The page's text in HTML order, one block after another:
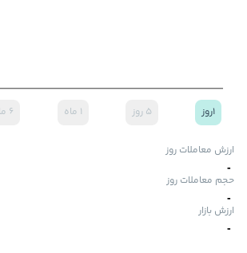
۱روز ۵ روز ۱ ماه ۶ ماه
ارزش معاملات روز
-
حجم معاملات روز
-
ارزش بازار
-